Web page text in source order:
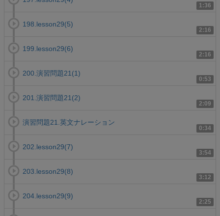
1:36
2:16
198.lesson29(5)
2:16
199.lesson29(6)
0:53
200.演習問題21(1)
2:09
201.演習問題21(2)
0:34
演習問題21.英文ナレーション
3:54
202.lesson29(7)
3:12
203.lesson29(8)
2:25
204.lesson29(9)